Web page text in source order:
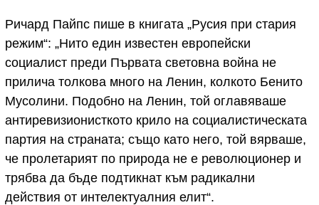
Ричард Пайпс пише в книгата „Русия при стария
режим“: „Нито един известен европейски
социалист преди Първата световна война не
прилича толкова много на Ленин, колкото Бенито
Мусолини. Подобно на Ленин, той оглавяваше
антиревизионисткото крило на социалистическата
партия на страната; също като него, той вярваше,
че пролетарият по природа не е революционер и
трябва да бъде подтикнат към радикални
действия от интелектуалния елит“.